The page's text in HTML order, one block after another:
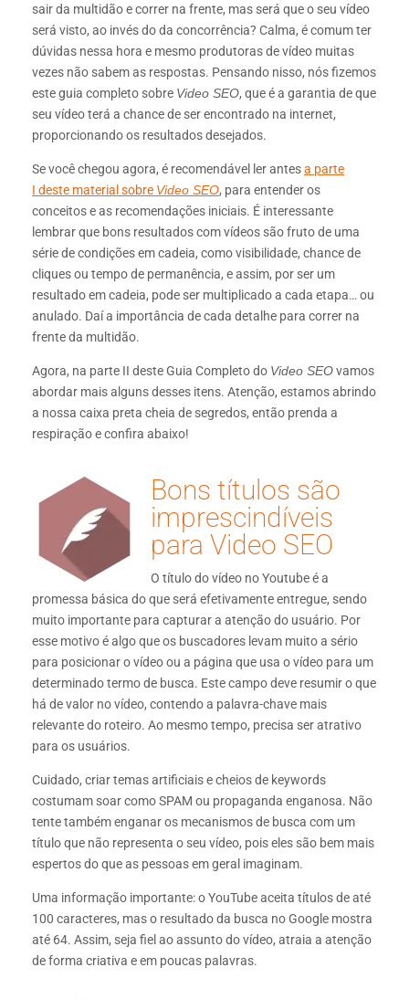
sair da multidão e correr na frente, mas será que o seu vídeo
será visto, ao invés do da concorrência? Calma, é comum ter
dúvidas nessa hora e mesmo produtoras de vídeo muitas
vezes não sabem as respostas. Pensando nisso, nós fizemos
este guia completo sobre Video SEO, que é a garantia de que
seu vídeo terá a chance de ser encontrado na internet,
proporcionando os resultados desejados.
Se você chegou agora, é recomendável ler antesa parte
I deste material sobre Video SEO, para entender os
conceitos e as recomendações iniciais. É interessante
lembrar que bons resultados com vídeos são fruto de uma
série de condições em cadeia, como visibilidade, chance de
cliques ou tempo de permanência, e assim, por ser um
resultado em cadeia, pode ser multiplicado a cada etapa… ou
anulado. Daí a importância de cada detalhe para correr na
frente da multidão.
Agora, na parte II deste Guia Completo do Video SEOvamos
abordar mais alguns desses itens. Atenção, estamos abrindo
a nossa caixa preta cheia de segredos, então prenda a
respiração e confira abaixo!
Bons títulos são
imprescindíveis
para Video SEO
O título do vídeo no Youtube é a
promessa básica do que será efetivamente entregue, sendo
muito importante para capturar a atenção do usuário. Por
esse motivo é algo que os buscadores levam muito a sério
para posicionar o vídeo ou a página que usa o vídeo para um
determinado termo de busca. Este campo deve resumir o que
há de valor no vídeo, contendo a palavra-chave mais
relevante do roteiro. Ao mesmo tempo, precisa ser atrativo
para os usuários.
Cuidado, criar temas artificiais e cheios de keywords
costumam soar como SPAM ou propaganda enganosa. Não
tente também enganar os mecanismos de busca com um
título que não representa o seu vídeo, pois eles são bem mais
espertos do que as pessoas em geral imaginam.
Uma informação importante: o YouTube aceita títulos de até
100 caracteres, mas o resultado da busca no Google mostra
até 64. Assim, seja fiel ao assunto do vídeo, atraia a atenção
de forma criativa e em poucas palavras.